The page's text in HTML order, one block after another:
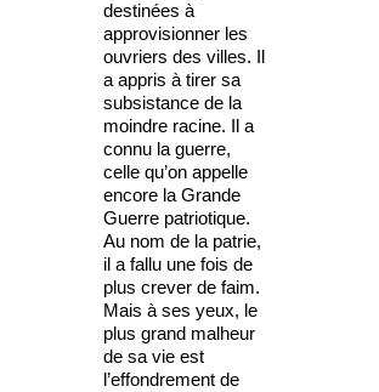
destinées à
approvisionner les
ouvriers des villes. Il
a appris à tirer sa
subsistance de la
moindre racine. Il a
connu la guerre,
celle qu’on appelle
encore la Grande
Guerre patriotique.
Au nom de la patrie,
il a fallu une fois de
plus crever de faim.
Mais à ses yeux, le
plus grand malheur
de sa vie est
l’effondrement de